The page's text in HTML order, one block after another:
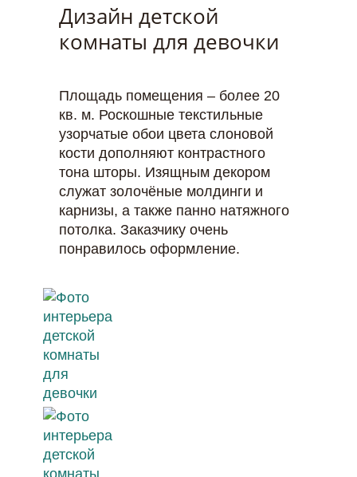
Дизайн детской
комнаты для девочки
Площадь помещения – более 20
кв. м. Роскошные текстильные
узорчатые обои цвета слоновой
кости дополняют контрастного
тона шторы. Изящным декором
служат золочёные молдинги и
карнизы, а также панно натяжного
потолка. Заказчику очень
понравилось оформление.